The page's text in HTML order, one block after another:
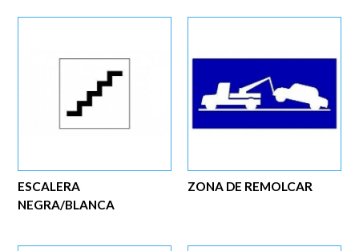
ZONA DE REMOLCAR
ESCALERA
NEGRA/BLANCA